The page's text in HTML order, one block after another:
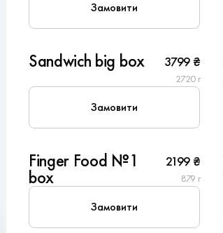
Замовити
8
Sandwich big box 3799 ₴
2720 г
Замовити
6
Finger Food №1
box
2199 ₴
879 г
Замовити
6